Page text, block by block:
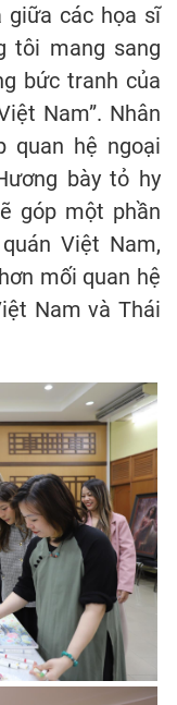
giữa các họa sĩ
tôi mang sang
bức tranh của
Nam”. Nhân
quan hệ ngoại
bày tỏ hy
góp một phần
Việt Nam,
mối quan hệ
Nam và Thái